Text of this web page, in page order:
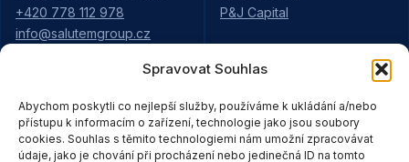
Spravovat Souhlas
Abychom poskytli co nejlepší služby, používáme k ukládání a/nebo
přístupu k informacím o zařízení, technologie jako jsou soubory
cookies. Souhlas s těmito technologiemi nám umožní zpracovávat
údaje, jako je chování při procházení nebo jedinečná ID na tomto
+420 778 112 978
info@salutemgroup.cz
P&J Capital
Kariéra
Pro partnery
Strategie
Údolí Rejhotice
Pod Vyhlídkou